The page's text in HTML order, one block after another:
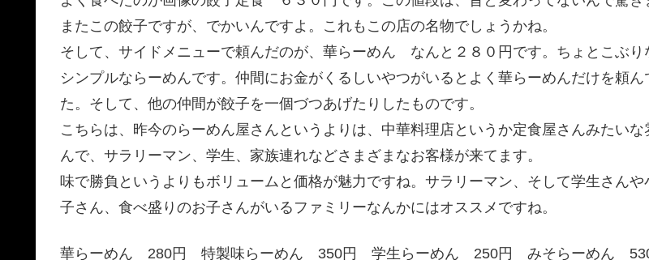
またこの餃子ですが、でかいんですよ。これもこの店の名物でしょうかね。
そして、サイドメニューで頼んだのが、華らーめん なんと２８０円です。ちょとこぶり
シンプルならーめんです。仲間にお金がくるしいやつがいるとよく華らーめんだけを頼ん
た。そして、他の仲間が餃子を一個づつあげたりしたものです。
こちらは、昨今のらーめん屋さんというよりは、中華料理店というか定食屋さんみたいな
んで、サラリーマン、学生、家族連れなどさまざまなお客様が来てます。
味で勝負というよりもボリュームと価格が魅力ですね。サラリーマン、そして学生さんや
子さん、食べ盛りのお子さんがいるファミリーなんかにはオススメですね。
華らーめん 280円 特製味らーめん 350円 学生らーめん 250円 みそらーめん